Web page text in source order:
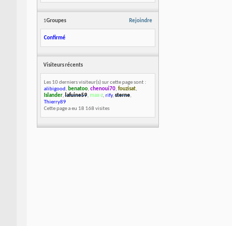
Rejoindre
1Groupes
Confirmé
Visiteurs récents
Les 10 derniers visiteur(s) sur cette page sont :
alibigood, benatoo, chenoui70, fouzisat,
Islander, lafuine59, max-z, rify, sterne,
Thierry89
Cette page a eu 18 168 visites